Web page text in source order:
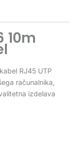
10m
RJ45 UTP
računalnika,
izdelava